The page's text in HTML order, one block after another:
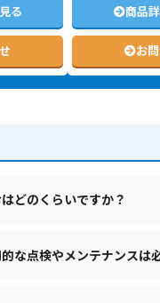
る 商品
お
どのくらいですか？
な点検やメンテナンスは